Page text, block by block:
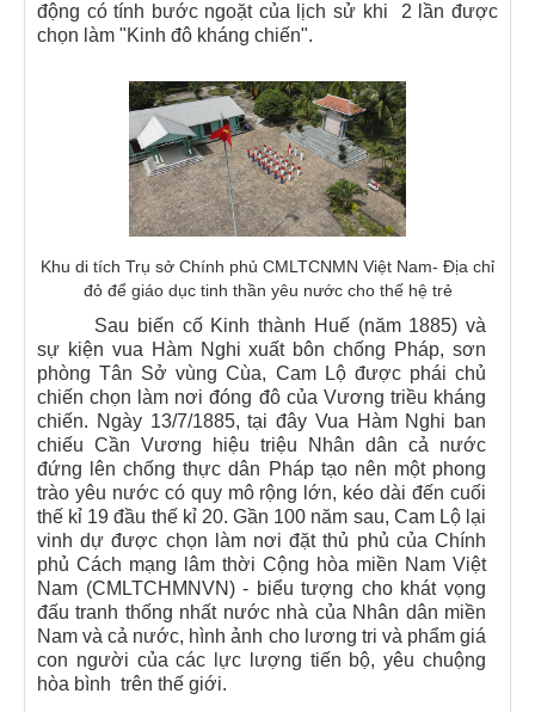
động có tính bước ngoặt của lịch sử khi 2 lần được
chọn làm "Kinh đô kháng chiến".
Khu di tích Trụ sở Chính phủ CMLTCNMN Việt Nam- Địa chỉ
đỏ để giáo dục tinh thần yêu nước cho thế hệ trẻ
Sau biến cố Kinh thành Huế (năm 1885) và
sự kiện vua Hàm Nghi xuất bôn chống Pháp, sơn
phòng Tân Sở vùng Cùa, Cam Lộ được phái chủ
chiến chọn làm nơi đóng đô của Vương triều kháng
chiến. Ngày 13/7/1885, tại đây Vua Hàm Nghi ban
chiếu Cần Vương hiệu triệu Nhân dân cả nước
đứng lên chống thực dân Pháp tạo nên một phong
trào yêu nước có quy mô rộng lớn, kéo dài đến cuối
thế kỉ 19 đầu thế kỉ 20. Gần 100 năm sau, Cam Lộ lại
vinh dự được chọn làm nơi đặt thủ phủ của Chính
phủ Cách mạng lâm thời Cộng hòa miền Nam Việt
Nam (CMLTCHMNVN) - biểu tượng cho khát vọng
đấu tranh thống nhất nước nhà của Nhân dân miền
Nam và cả nước, hình ảnh cho lương tri và phẩm giá
con người của các lực lượng tiến bộ, yêu chuộng
hòa bình trên thế giới.